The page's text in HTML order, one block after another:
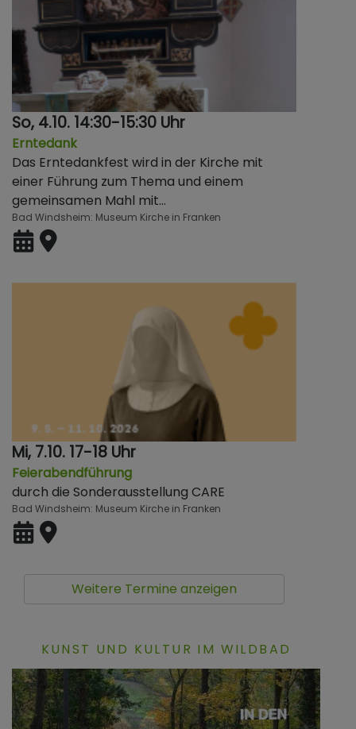
So, 4.10. 14:30-15:30 Uhr
Erntedank
Das Erntedankfest wird in der Kirche mit
einer Führung zum Thema und einem
gemeinsamen Mahl mit…
Bad Windsheim Museum Kirche in Franken
Mi, 7.10. 17-18 Uhr
Feierabendführung
durch die Sonderausstellung CARE
Bad Windsheim Museum Kirche in Franken
Weitere Termine anzeigen
KUNST UND KULTUR IM WILDBAD